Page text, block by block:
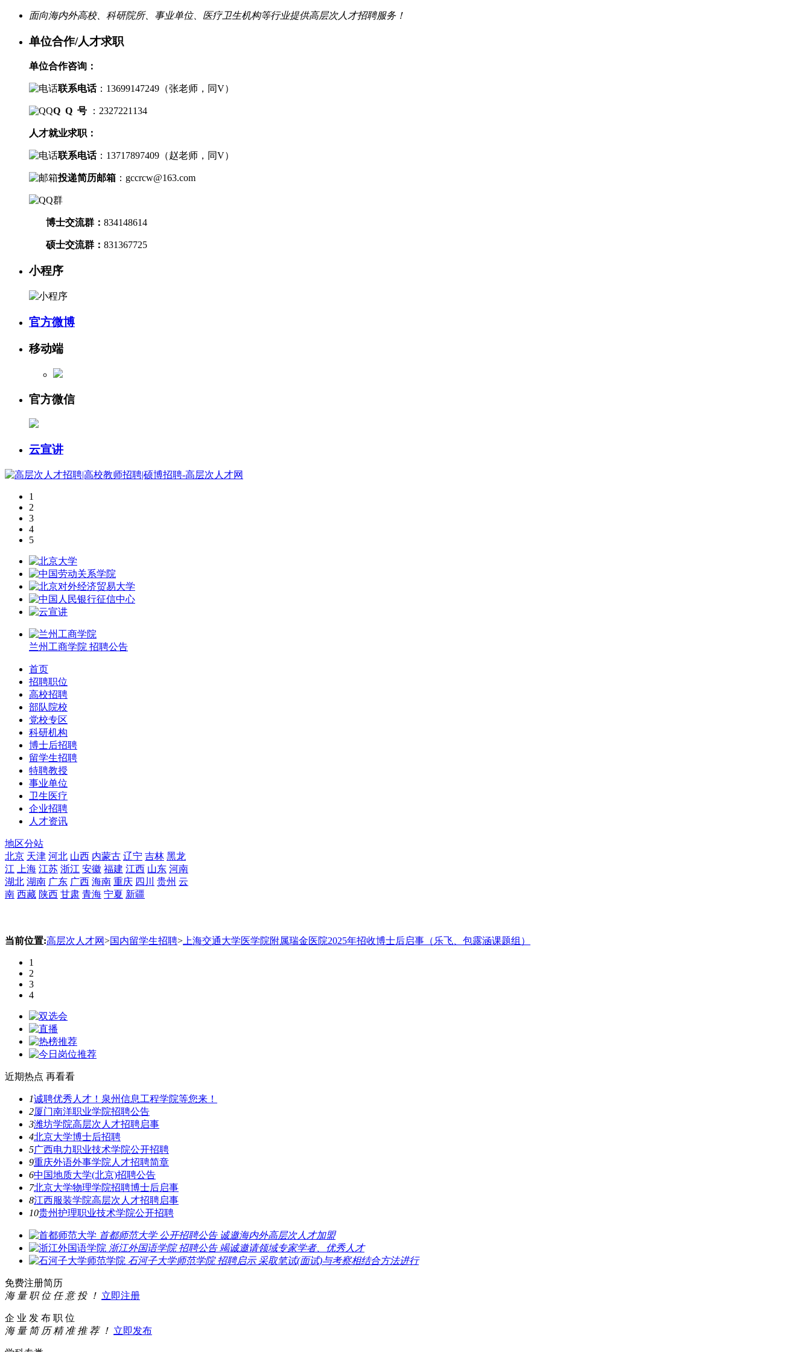
面向海内外高校、科研院所、事业单位、医疗卫生机构等行业提供高层次人才招聘服务！
单位合作/人才求职
单位合作咨询：
联系电话： 13699147249（张老师， 同V）
Q Q 号 ：2327221134
人才就业求职：
联系电话： 13717897409（赵老师， 同V）
投递简历邮箱 ： gccrcw@163.com
博士交流群 ： 834148614
硕士交流群： 831367725
小程序
官方微博
移动端
官方微信
云宣讲
1
2
3
4
5
兰州工商学院 招聘公告
首页
招聘职位
高校招聘
部队院校
党校专区
科研机构
博士后招聘
留学生招聘
特聘教授
事业单位
卫生医疗
企业招聘
人才资讯
地区分站
北京 天津 河北 山西 内蒙古 辽宁 吉林 黑龙
江
上海 江苏 浙江 安徽 福建 江西 山东 河南
湖北 湖南 广东 广西 海南 重庆 四川 贵州 云
南 西藏 陕西 甘肃 青海 宁夏 新疆
当前位置:高层次人才网>国内留学生招聘> 上海交通大学医学院附属瑞金医院2025年招收博士后启事（乐飞、包露涵课题组）
1
2
3
4
近期热点 再看看
1诚聘优秀人才！泉州信息工程学院等您来！
2厦门南洋职业学院招聘公告
3潍坊学院高层次人才招聘启事
4北京大学博士后招聘
5广西电力职业技术学院公开招聘
9重庆外语外事学院人才招聘简章
6中国地质大学(北京)招聘公告
7北京大学物理学院招聘博士后启事
8江西服装学院高层次人才招聘启事
10贵州护理职业技术学院公开招聘
首都师范大学 公开招聘公告 诚邀海内外高层次人才加盟
浙江外国语学院 招聘公告 竭诚邀请领域专家学者、优秀人才
石河子大学师范学院 招聘启示 采取笔试(面试)与考察相结合方法进行
免费注册简历
海 量 职 位 任 意 投 ！ 立即注册
企 业 发 布 职 位
海 量 简 历 精 准 推 荐 ！ 立即发布